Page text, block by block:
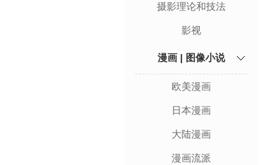
摄影理论和技法
影视
漫画 | 图像小说
欧美漫画
日本漫画
大陆漫画
漫画流派